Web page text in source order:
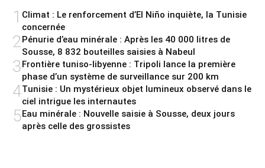
1 Climat : Le renforcement d’El Niño inquiète, la Tunisie
concernée
2Pénurie d’eau minérale : Après les 40 000 litres de
Sousse, 8 832 bouteilles saisies à Nabeul
3Frontière tuniso-libyenne : Tripoli lance la première
phase d’un système de surveillance sur 200 km
4Tunisie : Un mystérieux objet lumineux observé dans le
ciel intrigue les internautes
5Eau minérale : Nouvelle saisie à Sousse, deux jours
après celle des grossistes